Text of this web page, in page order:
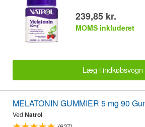
239,85 kr.
MOMS inkluderet
Læg i indkøbsvogn
MELATONIN GUMMIER 5 mg 90
Ved Natrol